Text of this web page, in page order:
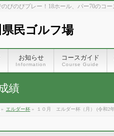
びのびプレー！18ホール、パー70のコ
民ゴルフ場
お知らせ
Information
コースガイド
Course Guide
績
» エルダー杯 » １０月 エルダー杯（月） (令和2